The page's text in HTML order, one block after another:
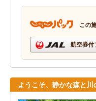
この
航空券付
ようこそ、静かな森と川